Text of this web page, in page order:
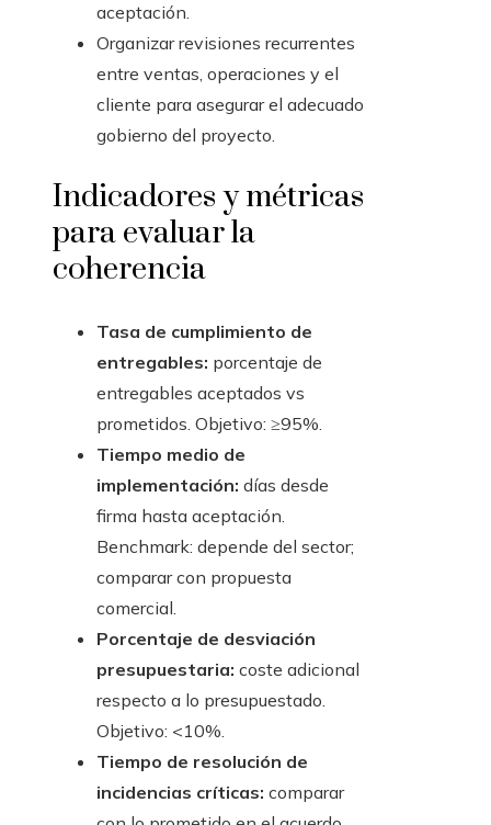
aceptación.
Organizar revisiones recurrentes
entre ventas, operaciones y el
cliente para asegurar el adecuado
gobierno del proyecto.
Indicadores y métricas
para evaluar la
coherencia
Tasa de cumplimiento de
entregables: porcentaje de
entregables aceptados vs
prometidos. Objetivo: ≥95%.
Tiempo medio de
implementación: días desde
firma hasta aceptación.
Benchmark: depende del sector;
comparar con propuesta
comercial.
Porcentaje de desviación
presupuestaria: coste adicional
respecto a lo presupuestado.
Objetivo: <10%.
Tiempo de resolución de
incidencias críticas: comparar